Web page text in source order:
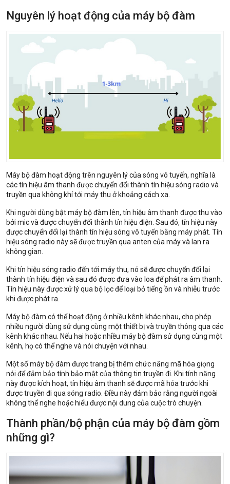
Nguyên lý hoạt động của máy bộ đàm
Máy bộ đàm hoạt động trên nguyên lý của sóng vô tuyến, nghĩa là
các tín hiệu âm thanh được chuyển đổi thành tín hiệu sóng radio và
truyền qua không khí tới máy thu ở khoảng cách xa.
Khi người dùng bật máy bộ đàm lên, tín hiệu âm thanh được thu vào
bởi mic và được chuyển đổi thành tín hiệu điện. Sau đó, tín hiệu này
được chuyển đổi lại thành tín hiệu sóng vô tuyến bằng máy phát. Tín
hiệu sóng radio này sẽ được truyền qua anten của máy và lan ra
không gian.
Khi tín hiệu sóng radio đến tới máy thu, nó sẽ được chuyển đổi lại
thành tín hiệu điện và sau đó được đưa vào loa để phát ra âm thanh.
Tín hiệu này được xử lý qua bộ lọc để loại bỏ tiếng ồn và nhiễu trước
khi được phát ra.
Máy bộ đàm có thể hoạt động ở nhiều kênh khác nhau, cho phép
nhiều người dùng sử dụng cùng một thiết bị và truyền thông qua các
kênh khác nhau. Nếu hai hoặc nhiều máy bộ đàm sử dụng cùng một
kênh, họ có thể nghe và nói chuyện với nhau.
Một số máy bộ đàm được trang bị thêm chức năng mã hóa giọng
nói để đảm bảo tính bảo mật của thông tin truyền đi. Khi tính năng
này được kích hoạt, tín hiệu âm thanh sẽ được mã hóa trước khi
được truyền đi qua sóng radio. Điều này đảm bảo rằng người ngoài
không thể nghe hoặc hiểu được nội dung của cuộc trò chuyện.
Thành phần/bộ phận của máy bộ đàm gồm
những gì?